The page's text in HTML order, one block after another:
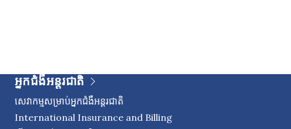
អ្នកជំងឺអន្តរជាតិ
សេវាកម្មសម្រាប់អ្នកជំងឺអន្តរជាតិ
International Insurance and Billing